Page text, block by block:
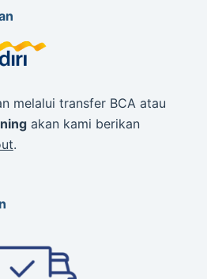
melalui transfer BCA atau
akan kami berikan
.